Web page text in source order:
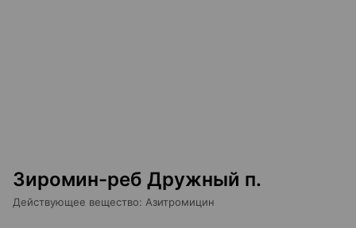
Зиромин-реб Дружный п.
Действующее вещество: Азитромицин